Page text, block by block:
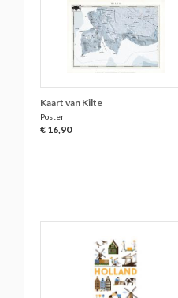
Kaart van Kilte
Poster
€ 16,90